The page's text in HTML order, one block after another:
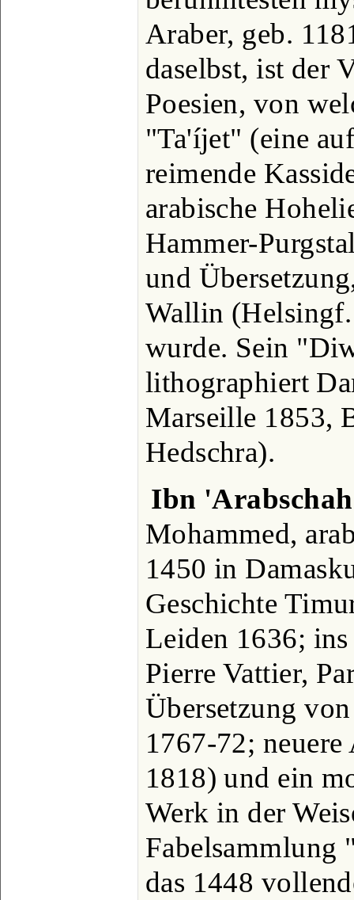
Araber, geb.
daselbst, ist der
Poesien, von
"Ta'íjet" (eine
reimende
arabische
Hammer-
und
Wallin (Helsingf.
wurde. Sein
lithographiert
Marseille 1853,
Hedschra).
Ibn 'Arabschah
Mohammed,
1450 in
Geschichte
Leiden 1636;
Pierre Vattier,
Übersetzung
1767-72;
1818) und ein
Werk in der
das 1448